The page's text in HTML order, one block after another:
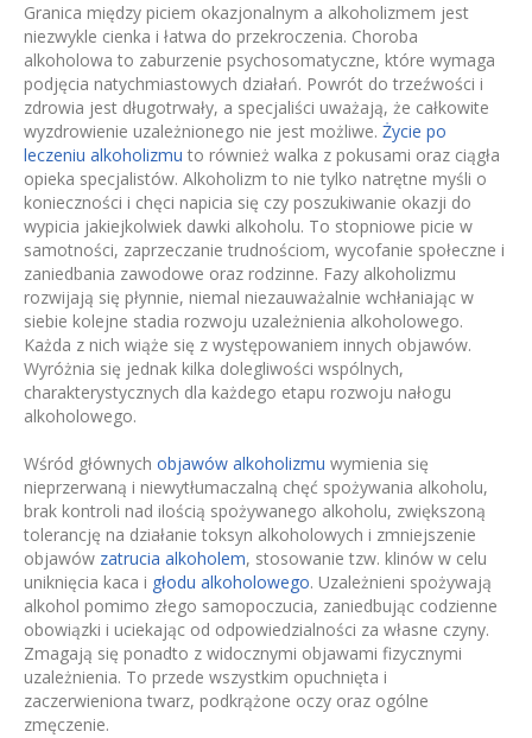
Granica między piciem okazjonalnym a alkoholizmem jest
niezwykle cienka i łatwa do przekroczenia. Choroba
alkoholowa to zaburzenie psychosomatyczne, które wymaga
podjęcia natychmiastowych działań. Powrót do trzeźwości i
zdrowia jest długotrwały, a specjaliści uważają, że całkowite
wyzdrowienie uzależnionego nie jest możliwe. Życie po
leczeniu alkoholizmu to również walka z pokusami oraz ciągła
opieka specjalistów. Alkoholizm to nie tylko natrętne myśli o
konieczności i chęci napicia się czy poszukiwanie okazji do
wypicia jakiejkolwiek dawki alkoholu. To stopniowe picie w
samotności, zaprzeczanie trudnościom, wycofanie społeczne i
zaniedbania zawodowe oraz rodzinne. Fazy alkoholizmu
rozwijają się płynnie, niemal niezauważalnie wchłaniając w
siebie kolejne stadia rozwoju uzależnienia alkoholowego.
Każda z nich wiąże się z występowaniem innych objawów.
Wyróżnia się jednak kilka dolegliwości wspólnych,
charakterystycznych dla każdego etapu rozwoju nałogu
alkoholowego.
Wśród głównych objawów alkoholizmu wymienia się
nieprzerwaną i niewytłumaczalną chęć spożywania alkoholu,
brak kontroli nad ilością spożywanego alkoholu, zwiększoną
tolerancję na działanie toksyn alkoholowych i zmniejszenie
objawów zatrucia alkoholem, stosowanie tzw. klinów w celu
uniknięcia kaca i głodu alkoholowego. Uzależnieni spożywają
alkohol pomimo złego samopoczucia, zaniedbując codzienne
obowiązki i uciekając od odpowiedzialności za własne czyny.
Zmagają się ponadto z widocznymi objawami fizycznymi
uzależnienia. To przede wszystkim opuchnięta i
zaczerwieniona twarz, podkrążone oczy oraz ogólne
zmęczenie.